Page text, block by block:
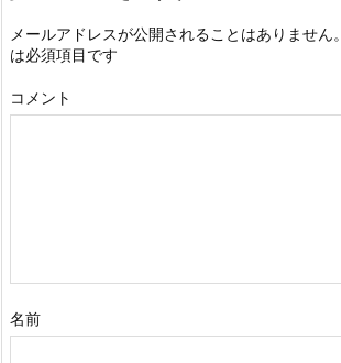
メールアドレスが公開されることはありません。
は必須項目です
コメント
名前